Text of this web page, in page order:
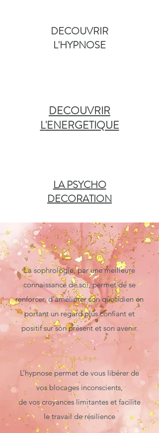
DECOUVRIR
L'HYPNOSE
DECOUVRIR
L'ENERGETIQUE
LA PSYCHO
DECORATION
Sophrologie
La sophrologie, par une meilleure
connaissance de soi, permet de se
renforcer, d'améliorer son quotidien en
portant un regard plus confiant et
positif sur son présent et son avenir.
Hypnose
L’hypnose permet de vous libérer de
vos blocages inconscients,
de vos croyances limitantes et facilite
le travail de résilience